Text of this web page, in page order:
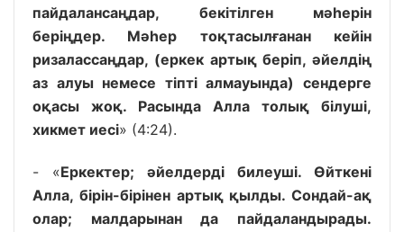
пайдалансаңдар, бекітілген мәһерін
беріңдер. Мәһер тоқтасылғанан кейін
ризалассаңдар, (еркек артық беріп, әйелдің
аз алуы немесе тіпті алмауында) сендерге
оқасы жоқ. Расында Алла толық білуші,
хикмет иесі» (4:24).
- «Еркектер; әйелдерді билеуші. Өйткені
Алла, бірін-бірінен артық қылды. Сондай-ақ
олар; малдарынан да пайдаландырады.